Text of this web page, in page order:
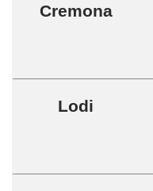
Cremona
Lodi